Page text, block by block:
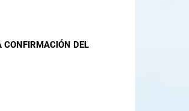
CONFIRMACIÓN DEL